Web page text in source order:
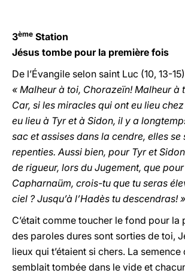
3ème Station
Jésus tombe pour la première fois
De l’Évangile selon saint Luc (10, 13-15)
« Malheur à toi, Chorazeïn! Malheur à
Car, si les miracles qui ont eu lieu
eu lieu à Tyr et à Sidon, il y a
sac et assises dans la cendre, elles se
repenties. Aussi bien, pour Tyr et
de rigueur, lors du Jugement, que
Capharnaüm, crois-tu que tu seras
ciel ? Jusqu’à l’Hadès tu descendras! »
C’était comme toucher le fond pour la
des paroles dures sont sorties de toi,
lieux qui t’étaient si chers. La
semblait tombée dans le vide et